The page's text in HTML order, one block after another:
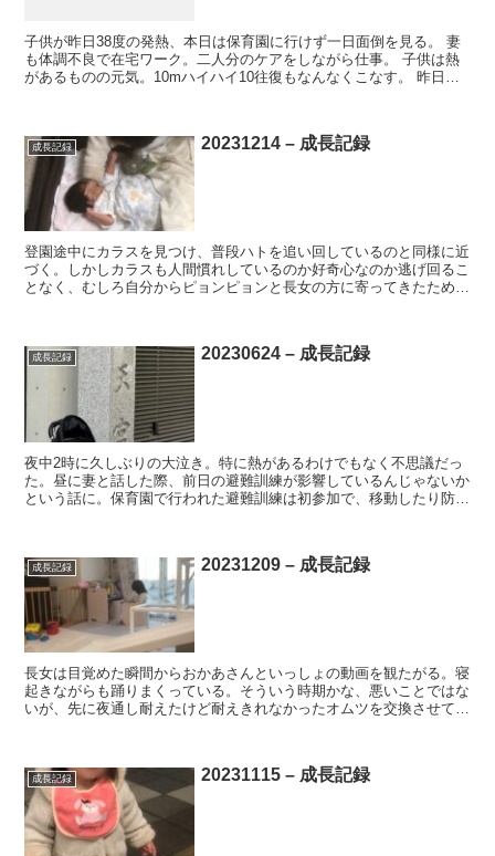
子供が昨日38度の発熱、本日は保育園に行けず一日面倒を見る。 妻
も体調不良で在宅ワーク。二人分のケアをしながら仕事。 子供は熱
があるものの元気。10mハイハイ10往復もなんなくこなす。 昨日か
成長記録 20231214 – 成長記録
登園途中にカラスを見つけ、普段ハトを追い回しているのと同様に近
づく。しかしカラスも人間慣れしているのか好奇心なのか逃げ回るこ
となく、むしろ自分からピョンピョンと長女の方に寄ってきたため、
成長記録 20230624 – 成長記録
夜中2時に久しぶりの大泣き。特に熱があるわけでもなく不思議だっ
た。昼に妻と話した際、前日の避難訓練が影響しているんじゃないか
という話に。保育園で行われた避難訓練は初参加で、移動したり防災
成長記録 20231209 – 成長記録
長女は目覚めた瞬間からおかあさんといっしょの動画を観たがる。寝
起きながらも踊りまくっている。そういう時期かな、悪いことではな
いが、先に夜通し耐えたけど耐えきれなかったオムツを交換させてほ
成長記録 20231115 – 成長記録